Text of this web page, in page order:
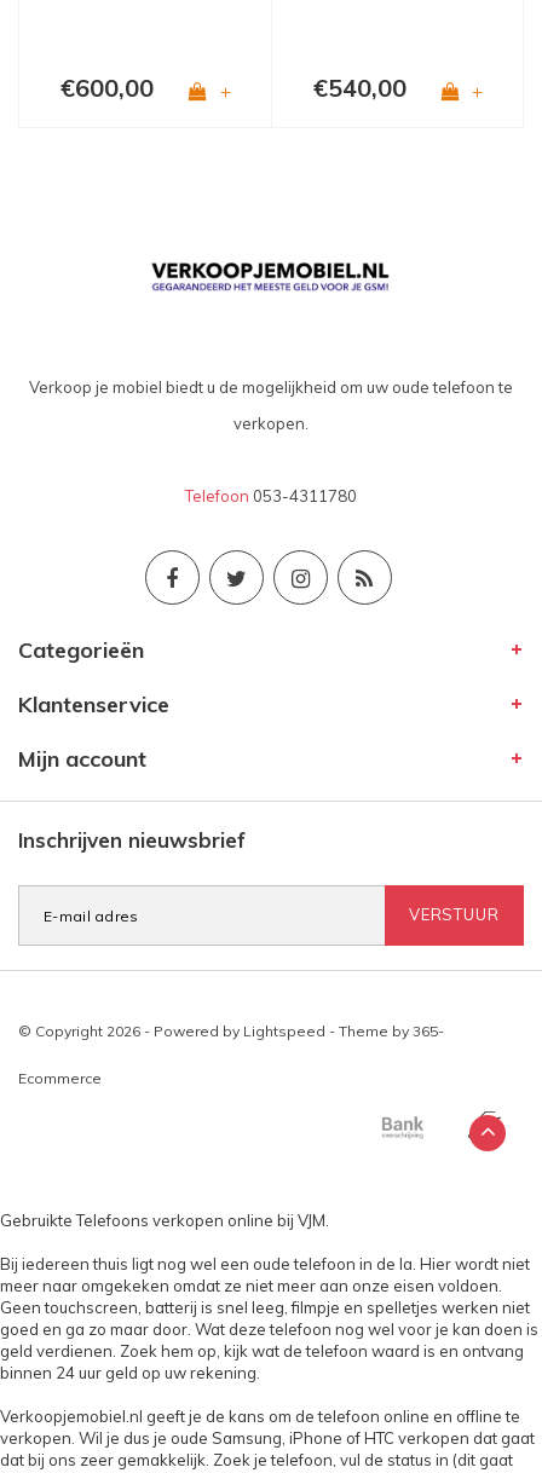
€600,00 + €540,00 +
Verkoop je mobiel biedt u de mogelijkheid om uw oude telefoon te
verkopen.
Telefoon 053-4311780
Categorieën
Klantenservice
Mijn account
Inschrijven nieuwsbrief
VERSTUUR
© Copyright 2026 - Powered by Lightspeed - Theme by 365-
Ecommerce
Gebruikte Telefoons verkopen online bij VJM.
Bij iedereen thuis ligt nog wel een oude telefoon in de la. Hier wordt niet
meer naar omgekeken omdat ze niet meer aan onze eisen voldoen.
Geen touchscreen, batterij is snel leeg, filmpje en spelletjes werken niet
goed en ga zo maar door. Wat deze telefoon nog wel voor je kan doen is
geld verdienen. Zoek hem op, kijk wat de telefoon waard is en ontvang
binnen 24 uur geld op uw rekening.
Verkoopjemobiel.nl geeft je de kans om de telefoon online en offline te
verkopen. Wil je dus je oude Samsung, iPhone of HTC verkopen dat gaat
dat bij ons zeer gemakkelijk. Zoek je telefoon, vul de status in (dit gaat